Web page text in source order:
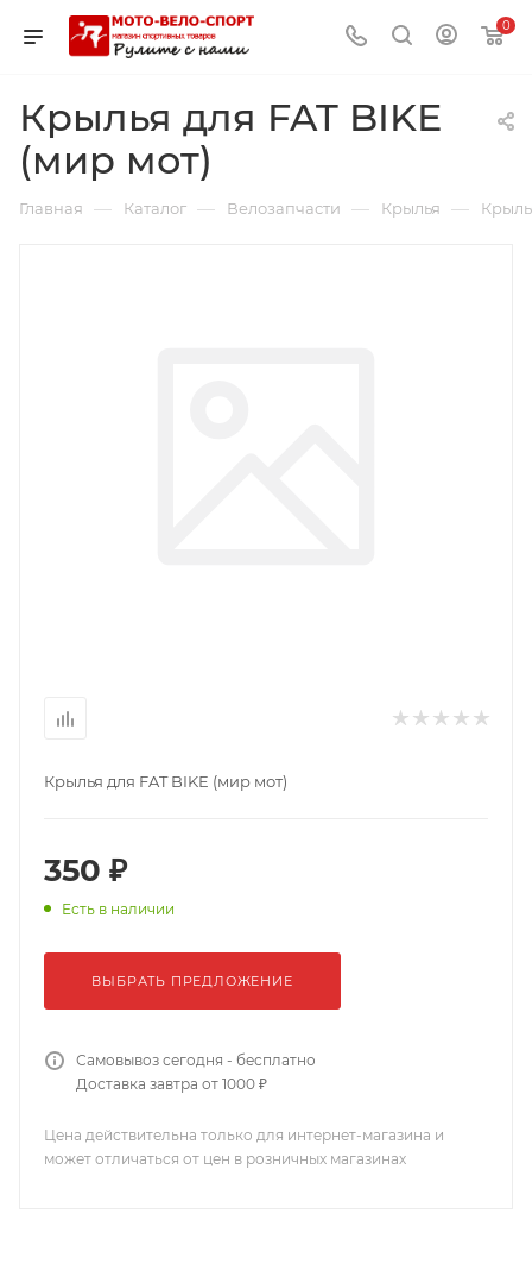
0
Крылья для FAT BIKE
(мир мот)
Главная — Каталог — Велозапчасти — Крылья —
Крылья для FAT BIKE (мир мот)
350 ₽
Есть в наличии
ВЫБРАТЬ ПРЕДЛОЖЕНИЕ
Самовывоз сегодня - бесплатно
Доставка завтра от 1000 ₽
Цена действительна только для интернет-магазина и
может отличаться от цен в розничных магазинах